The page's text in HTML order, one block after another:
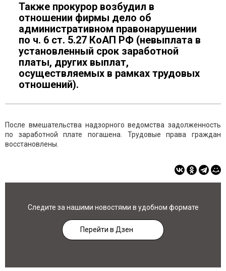
Также прокурор возбудил в
отношении фирмы дело об
административном правонарушении
по ч. 6 ст. 5.27 КоАП РФ (невыплата в
установленный срок заработной
платы, других выплат,
осуществляемых в рамках трудовых
отношений).
После вмешательства надзорного ведомства задолженность
по заработной плате погашена. Трудовые права граждан
восстановлены.
Следите за нашими новостями в удобном формате
Перейти в Дзен